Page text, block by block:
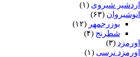
اردشیر شیروی (۱)
انوشیروان (۶۳)
بوزرجمهر (۱۲)
شطرنج (۴)
اورمزد (۳)
اورمزد نرسى‏ (۱)